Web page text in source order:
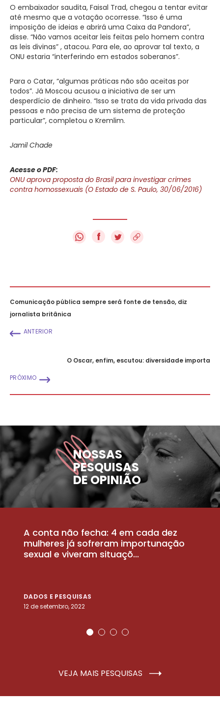
O embaixador saudita, Faisal Trad, chegou a tentar evitar
até mesmo que a votação ocorresse. “Isso é uma
imposição de ideias e abrirá uma Caixa da Pandora”,
disse. “Não vamos aceitar leis feitas pelo homem contra
as leis divinas” , atacou. Para ele, ao aprovar tal texto, a
ONU estaria “interferindo em estados soberanos”.
Para o Catar, “algumas práticas não são aceitas por
todos”. Já Moscou acusou a iniciativa de ser um
desperdício de dinheiro. “Isso se trata da vida privada das
pessoas e não precisa de um sistema de proteção
particular”, completou o Kremlim.
Jamil Chade
Acesse o PDF:
ONU aprova proposta do Brasil para investigar crimes
contra homossexuais (O Estado de S. Paulo, 30/06/2016)
f
Comunicação pública sempre será fonte de tensão, diz
jornalista britânica
ANTERIOR
O Oscar, enfim, escutou: diversidade importa
PRÓXIMO
NOSSAS
PESQUISAS
DE OPINIÃO
A conta não fecha: 4 em cada dez
mulheres já sofreram importunação
sexual e viveram situaçõ...
DADOS E PESQUISAS
12 de setembro, 2022
VEJA MAIS PESQUISAS